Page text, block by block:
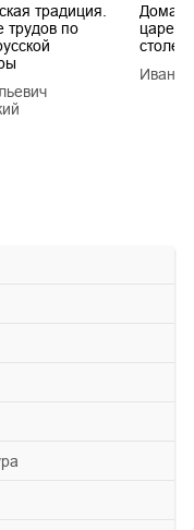
традиция.
трудов по
царей
Иван